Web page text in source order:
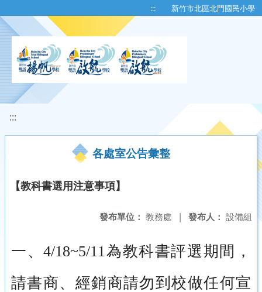
::: 新竹市北區北門國民小學
:::
各處室公告彙整
【教科書選用注意事項】
發布人： 設備組
發布單位： 教務處 |
一、4/18~5/11為教科書評選期間，
請書商、經銷商請勿到校做任何宣